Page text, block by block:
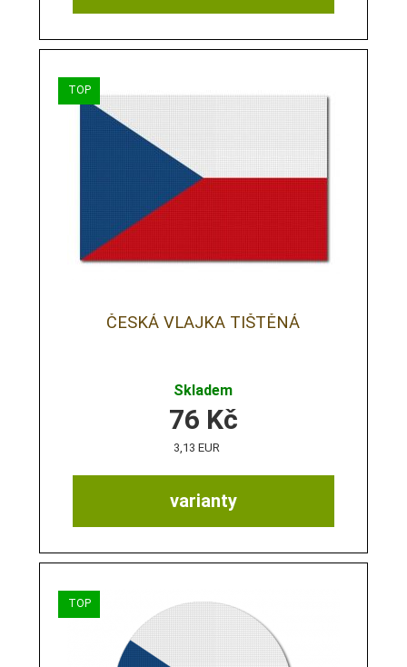
ČESKÁ VLAJKA TIŠTĚNÁ
Skladem
varianty
76 Kč
3,13 EUR